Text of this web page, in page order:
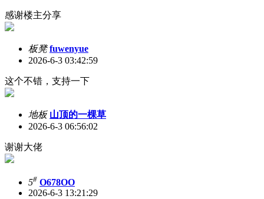
感谢楼主分享
板凳 fuwenyue
2026-6-3 03:42:59
这个不错，支持一下
地板 山顶的一棵草
2026-6-3 06:56:02
谢谢大佬
5# O678OO
2026-6-3 13:21:29